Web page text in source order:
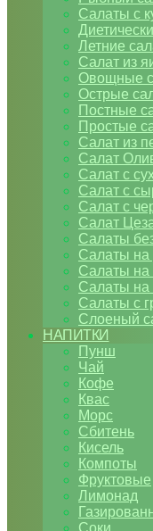
Салаты с
Летние
Салат из
Овощные
Острые
Постные
Простые
Салат из
Салат
Салат с
Салат с
Салат с
Салат
Салаты
Салаты на
Салаты на
Салаты на
Салаты с
Слоеный
НАПИТКИ
Пунш
Чай
Кофе
Квас
Морс
Сбитень
Кисель
Компоты
Фруктовые
Лимонад
Соки